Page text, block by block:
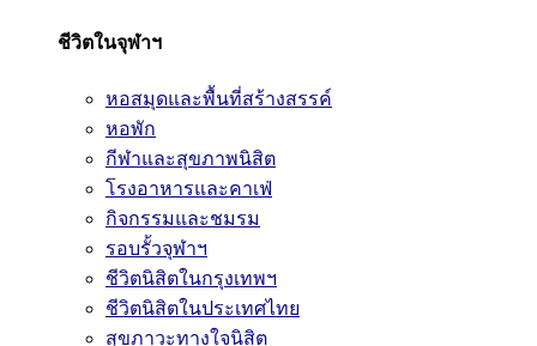
ชีวิตในจุฬาฯ
หอสมุดและพื้นที่สร้างสรรค์
หอพัก
กีฬาและสุขภาพนิสิต
โรงอาหารและคาเฟ่
กิจกรรมและชมรม
รอบรั้วจุฬาฯ
ชีวิตนิสิตในกรุงเทพฯ
ชีวิตนิสิตในประเทศไทย
สุขภาวะทางใจนิสิต